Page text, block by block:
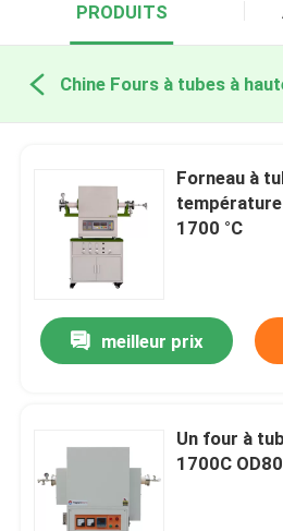
PRODUITS
Chine Fours à tubes à
Forneau à
1700 °C
meilleur prix
Un four à
1700C